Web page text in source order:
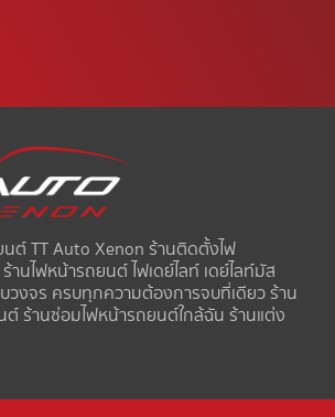
นต์ TT Auto Xenon ร้านติดตั้งไฟ
านไฟหน้ารถยนต์ ไฟเดย์ไลท์ เดย์ไลท์มัส
งจร ครบทุกความต้องการจบที่เดียว ร้าน
ต์ ร้านซ่อมไฟหน้ารถยนต์ใกล้ฉัน ร้านแต่ง